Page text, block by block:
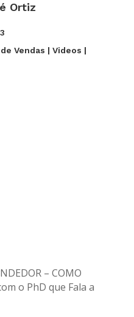
Ortiz
Vendas | Videos |
– COMO
o PhD que Fala a